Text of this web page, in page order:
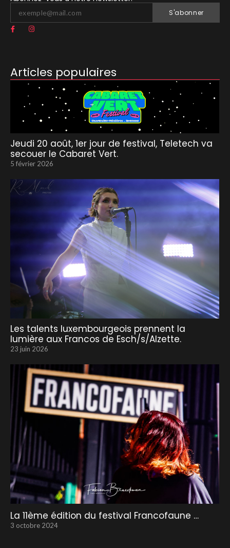
S'abonner
Articles populaires
Jeudi 20 août, 1er jour de festival, Teletech va
secouer le Cabaret Vert.
5 février 2026
Les talents luxembourgeois prennent la
lumière aux Francos de Esch/s/Alzette.
23 juin 2026
La 11ème édition du festival Francofaune …
3 octobre 2024